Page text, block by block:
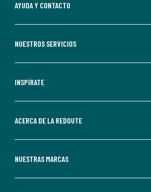
parte
de
AYUDA Y CONTACTO
NUESTROS SERVICIOS
INSPÍRATE
ACERCA DE LA REDOUTE
NUESTRAS MARCAS